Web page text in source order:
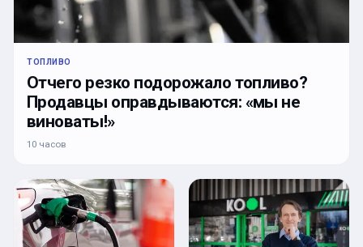
ТОПЛИВО
Отчего резко подорожало топливо?
Продавцы оправдываются: «мы не
виноваты!»
10 часов